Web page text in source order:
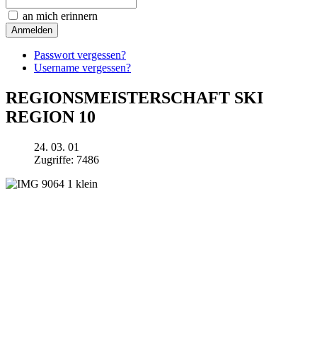
an mich erinnern
Passwort vergessen?
Username vergessen?
REGIONSMEISTERSCHAFT SKI
REGION 10
24. 03. 01
Zugriffe: 7486